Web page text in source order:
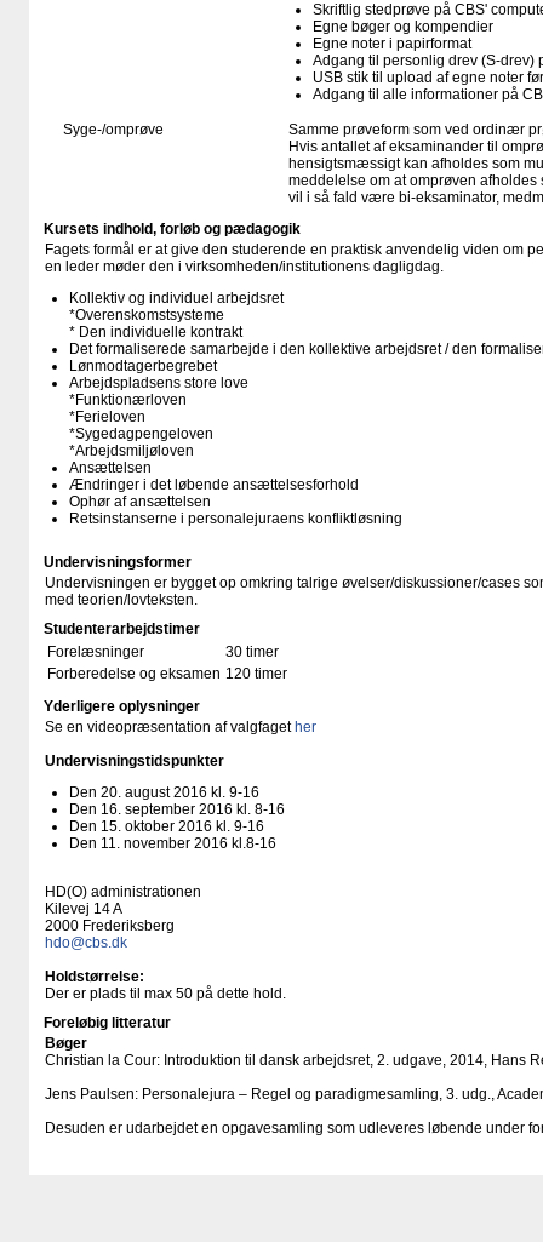
Skriftlig stedprøve på CBS'
Egne bøger og kompendier
Egne noter i papirformat
Adgang til personlig drev (S-drev)
USB stik til upload af egne noter
Adgang til alle informationer på
Syge-/omprøve
Samme prøveform som ved ordinær
Hvis antallet af eksaminander til
hensigtsmæssigt kan afholdes som
meddelelse om at omprøven
vil i så fald være bi-eksaminator,
Kursets indhold, forløb og pædagogik
Fagets formål er at give den studerende en praktisk anvendelig viden om
en leder møder den i virksomheden/institutionens dagligdag.
Kollektiv og individuel arbejdsret
*Overenskomstsysteme
* Den individuelle kontrakt
Det formaliserede samarbejde i den kollektive arbejdsret / den
Lønmodtagerbegrebet
Arbejdspladsens store love
*Funktionærloven
*Ferieloven
*Sygedagpengeloven
*Arbejdsmiljøloven
Ansættelsen
Ændringer i det løbende ansættelsesforhold
Ophør af ansættelsen
Retsinstanserne i personalejuraens konfliktløsning
Undervisningsformer
Undervisningen er bygget op omkring talrige øvelser/​diskussioner/​cases
med teorien/lovteksten.
Studenterarbejdstimer
Forelæsninger
30 timer
Forberedelse og eksamen 120 timer
Yderligere oplysninger
Se en videopræsentation af valgfaget her
Undervisningstidspunkter
Den 20. august 2016 kl. 9-16
Den 16. september 2016 kl. 8-16
Den 15. oktober 2016 kl. 9-16
Den 11. november 2016 kl.8-16
HD(O) administrationen
Kilevej 14 A
2000 Frederiksberg
hdo@cbs.dk
Holdstørrelse:
Der er plads til max 50 på dette hold.
Foreløbig litteratur
Bøger
Christian la Cour: Introduktion til dansk arbejdsret, 2. udgave, 2014, Hans
Jens Paulsen: Personalejura – Regel og paradigmesamling, 3. udg.,
Desuden er udarbejdet en opgavesamling som udleveres løbende under